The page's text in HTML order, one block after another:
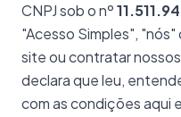
CNPJ sob o nº
"Acesso Simples",
site ou contratar
declara que leu,
com as condições aqui